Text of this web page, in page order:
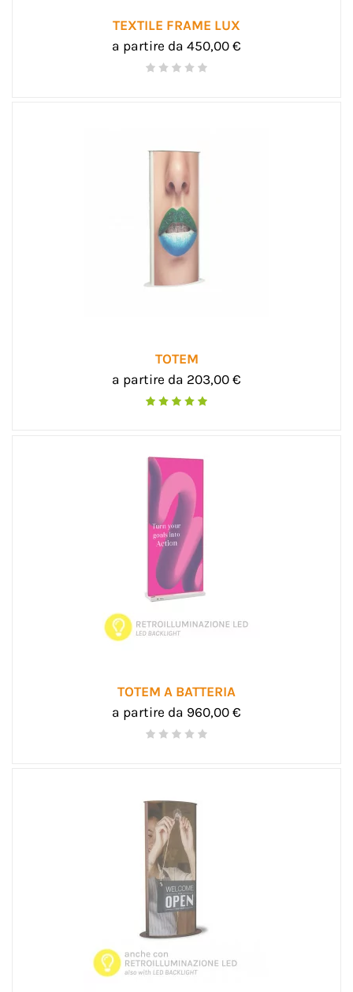
TEXTILE FRAME LUX
a partire da 450,00 €
TOTEM
a partire da 203,00 €
TOTEM A BATTERIA
a partire da 960,00 €